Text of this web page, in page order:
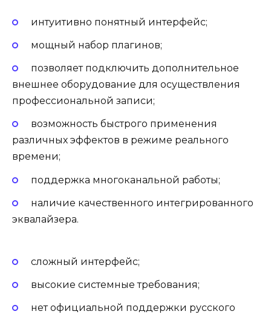
интуитивно понятный интерфейс;
мощный набор плагинов;
позволяет подключить дополнительное
внешнее оборудование для осуществления
профессиональной записи;
возможность быстрого применения
различных эффектов в режиме реального
времени;
поддержка многоканальной работы;
наличие качественного интегрированного
эквалайзера.
сложный интерфейс;
высокие системные требования;
нет официальной поддержки русского